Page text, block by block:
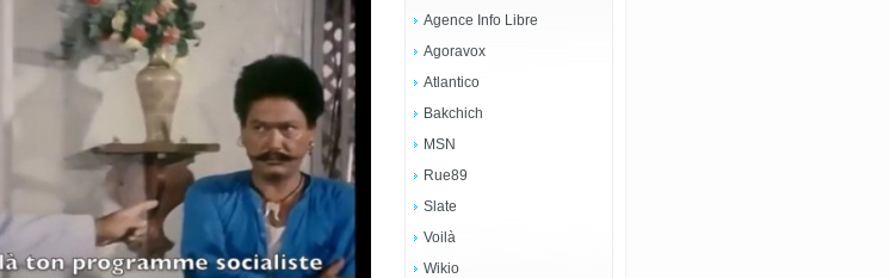
Agence Info Libre
Agoravox
Atlantico
Bakchich
MSN
Rue89
Slate
Voilà
Wikio